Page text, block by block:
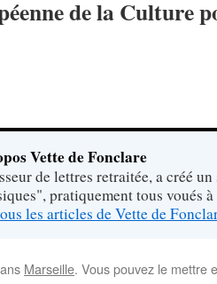
de la Culture
Vette de Fonclare
de lettres retraitée, a créé
pratiquement tous voués
les articles de Vette de
Marseille. Vous pouvez le mettre